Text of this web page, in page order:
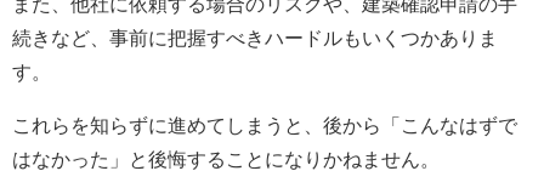
また、他社に依頼する場合のリスクや、建築確認申請の手
続きなど、事前に把握すべきハードルもいくつかありま
す。
これらを知らずに進めてしまうと、後から「こんなはずで
はなかった」と後悔することになりかねません。